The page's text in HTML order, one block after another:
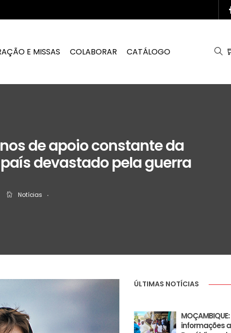
E MISSAS COLABORAR CATÁLOGO
de apoio constante da
devastado pela guerra
Notícias ‧
ÚLTIMAS NOTÍCIAS
informações